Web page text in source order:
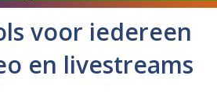
voor iedereen
en livestreams